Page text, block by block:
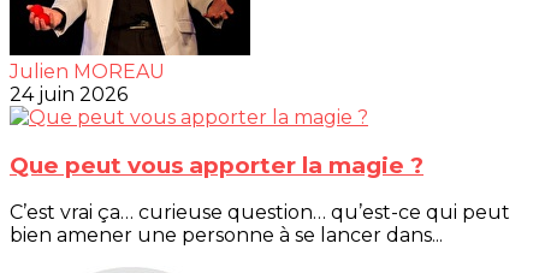
Julien MOREAU
24 juin 2026
Que peut vous apporter la magie ?
C’est vrai ça… curieuse question… qu’est-ce qui peut
bien amener une personne à se lancer dans...